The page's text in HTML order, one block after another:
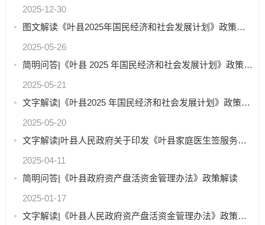
2025-12-30
图文解读《叶县2025年国民经济和社会发展计划》政策解读
2025-05-26
简明问答|《叶县 2025 年国民经济和社会发展计划》政策解读
2025-05-21
文字解读|《叶县2025 年国民经济和社会发展计划》政策解读
2025-05-20
文字解读|叶县人民政府关于印发《叶县家庭医生签服务优化提升工作方案》等四个工作方案的通知
2025-04-11
简明问答|《叶县政府资产盘活资金管理办法》政策解读
2025-01-17
文字解读|《叶县人民政府资产盘活资金管理办法》政策解读